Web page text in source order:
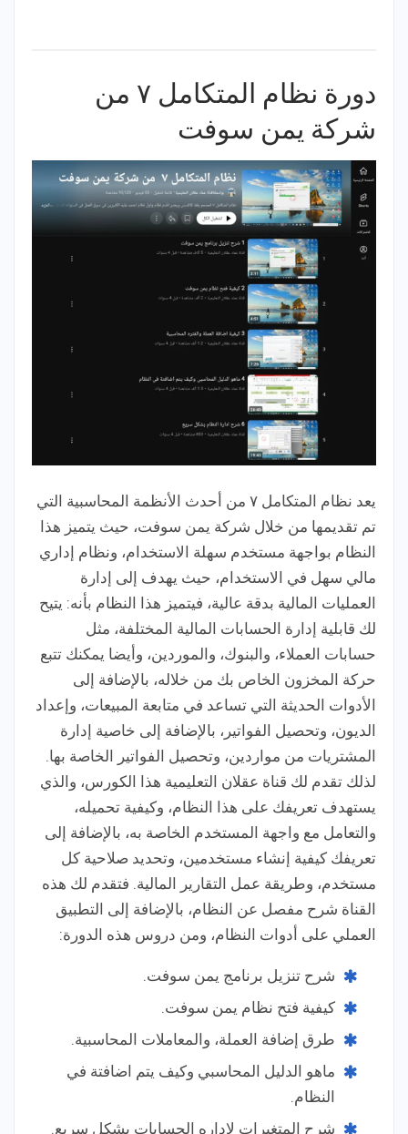
دورة نظام المتكامل ٧ من
شركة يمن سوفت
يعد نظام المتكامل ٧ من أحدث الأنظمة المحاسبية التي
تم تقديمها من خلال شركة يمن سوفت، حيث يتميز هذا
النظام بواجهة مستخدم سهلة الاستخدام، ونظام إداري
مالي سهل في الاستخدام، حيث يهدف إلى إدارة
العمليات المالية بدقة عالية، فيتميز هذا النظام بأنه: يتيح
لك قابلية إدارة الحسابات المالية المختلفة، مثل
حسابات العملاء، والبنوك، والموردين، وأيضا يمكنك تتبع
حركة المخزون الخاص بك من خلاله، بالإضافة إلى
الأدوات الحديثة التي تساعد في متابعة المبيعات، وإعداد
الديون، وتحصيل الفواتير، بالإضافة إلى خاصية إدارة
المشتريات من مواردين، وتحصيل الفواتير الخاصة بها.
لذلك تقدم لك قناة عقلان التعليمية هذا الكورس، والذي
يستهدف تعريفك على هذا النظام، وكيفية تحميله،
والتعامل مع واجهة المستخدم الخاصة به، بالإضافة إلى
تعريفك كيفية إنشاء مستخدمين، وتحديد صلاحية كل
مستخدم، وطريقة عمل التقارير المالية. فتقدم لك هذه
القناة شرح مفصل عن النظام، بالإضافة إلى التطبيق
العملي على أدوات النظام، ومن دروس هذه الدورة:
شرح تنزيل برنامج يمن سوفت.
كيفية فتح نظام يمن سوفت.
طرق إضافة العملة، والمعاملات المحاسبية.
ماهو الدليل المحاسبي وكيف يتم اضافتة في
النظام.
شرح المتغيرات لاداره الحسابات بشكل سريع.